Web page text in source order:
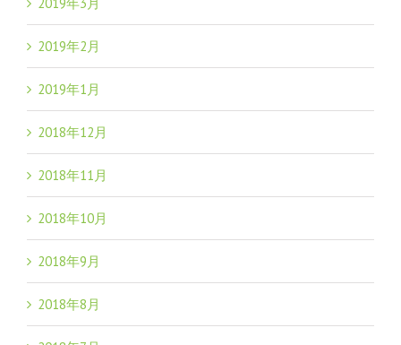
2019年3月
2019年2月
2019年1月
2018年12月
2018年11月
2018年10月
2018年9月
2018年8月